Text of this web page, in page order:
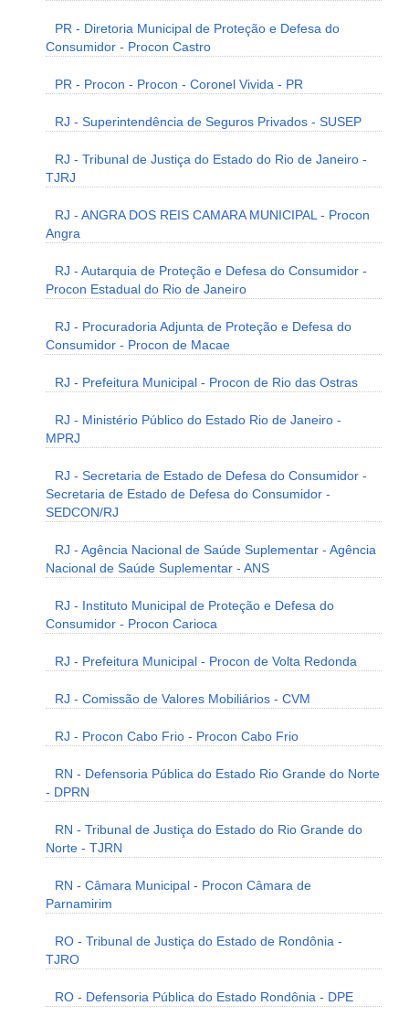
PR - Diretoria Municipal de Proteção e Defesa do
Consumidor - Procon Castro
PR - Procon - Procon - Coronel Vivida - PR
RJ - Superintendência de Seguros Privados - SUSEP
RJ - Tribunal de Justiça do Estado do Rio de Janeiro -
TJRJ
RJ - ANGRA DOS REIS CAMARA MUNICIPAL - Procon
Angra
RJ - Autarquia de Proteção e Defesa do Consumidor -
Procon Estadual do Rio de Janeiro
RJ - Procuradoria Adjunta de Proteção e Defesa do
Consumidor - Procon de Macae
RJ - Prefeitura Municipal - Procon de Rio das Ostras
RJ - Ministério Público do Estado Rio de Janeiro -
MPRJ
RJ - Secretaria de Estado de Defesa do Consumidor -
Secretaria de Estado de Defesa do Consumidor -
SEDCON/RJ
RJ - Agência Nacional de Saúde Suplementar - Agência
Nacional de Saúde Suplementar - ANS
RJ - Instituto Municipal de Proteção e Defesa do
Consumidor - Procon Carioca
RJ - Prefeitura Municipal - Procon de Volta Redonda
RJ - Comissão de Valores Mobiliários - CVM
RJ - Procon Cabo Frio - Procon Cabo Frio
RN - Defensoria Pública do Estado Rio Grande do Norte
- DPRN
RN - Tribunal de Justiça do Estado do Rio Grande do
Norte - TJRN
RN - Câmara Municipal - Procon Câmara de
Parnamirim
RO - Tribunal de Justiça do Estado de Rondônia -
TJRO
RO - Defensoria Pública do Estado Rondônia - DPE